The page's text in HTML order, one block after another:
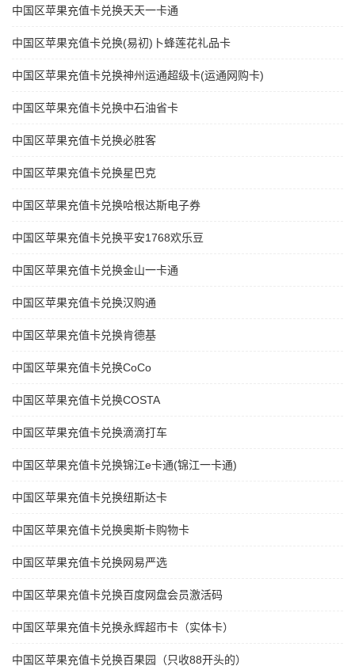
中国区苹果充值卡兑换天天一卡通
中国区苹果充值卡兑换(易初)卜蜂莲花礼品卡
中国区苹果充值卡兑换神州运通超级卡(运通网购卡)
中国区苹果充值卡兑换中石油省卡
中国区苹果充值卡兑换必胜客
中国区苹果充值卡兑换星巴克
中国区苹果充值卡兑换哈根达斯电子券
中国区苹果充值卡兑换平安1768欢乐豆
中国区苹果充值卡兑换金山一卡通
中国区苹果充值卡兑换汉购通
中国区苹果充值卡兑换肯德基
中国区苹果充值卡兑换CoCo
中国区苹果充值卡兑换COSTA
中国区苹果充值卡兑换滴滴打车
中国区苹果充值卡兑换锦江e卡通(锦江一卡通)
中国区苹果充值卡兑换纽斯达卡
中国区苹果充值卡兑换奥斯卡购物卡
中国区苹果充值卡兑换网易严选
中国区苹果充值卡兑换百度网盘会员激活码
中国区苹果充值卡兑换永辉超市卡（实体卡）
中国区苹果充值卡兑换百果园（只收88开头的）